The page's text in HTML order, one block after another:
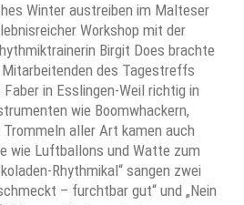
Winter austreiben im Malteser
Workshop mit der
Birgit Does brachte
des Tagestreffs
in Esslingen-Weil richtig in
wie Boomwhackern,
aller Art kamen auch
wie Luftballons und Watte zum
Rhythmikal“ sangen zwei
– furchtbar gut“ und „Nein